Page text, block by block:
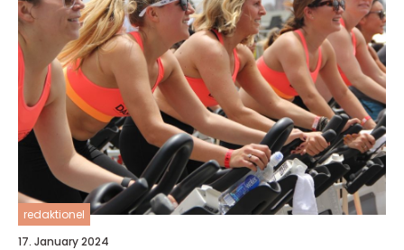
redaktionel
17. January 2024